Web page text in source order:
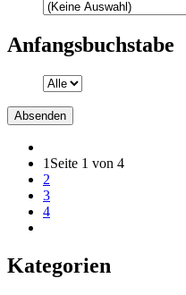
Anfangsbuchstabe
1 Seite 1 von 4
2
3
4
Kategorien